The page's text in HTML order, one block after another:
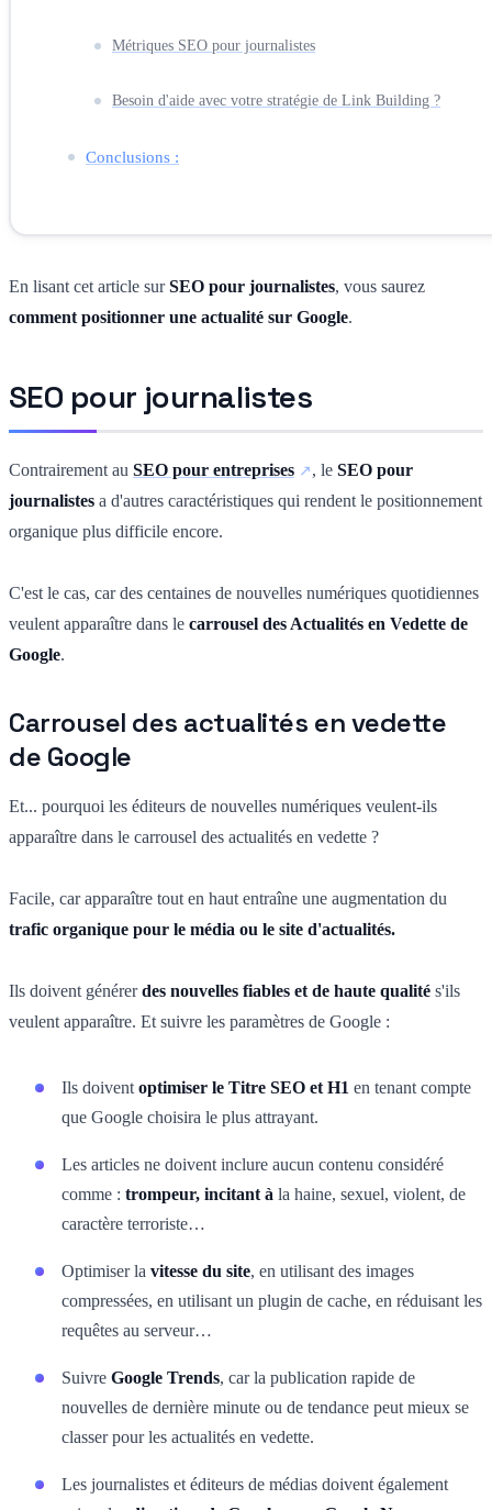
Métriques SEO pour journalistes
Besoin d'aide avec votre stratégie de Link Building ?
Conclusions :
En lisant cet article surSEO pour journalistes, vous saurez
comment positionner une actualité sur Google.
SEO pour journalistes
Contrairement au SEO pour entreprises , le SEO pour
journalistes a d'autres caractéristiques qui rendent le positionnement
organique plus difficile encore.
C'est le cas, car des centaines de nouvelles numériques quotidiennes
veulent apparaître dans le carrousel des Actualités en Vedette de
Google.
Carrousel des actualités en vedette
de Google
Et... pourquoi les éditeurs de nouvelles numériques veulent-ils
apparaître dans le carrousel des actualités en vedette ?
Facile, car apparaître tout en haut entraîne une augmentation du
trafic organique pour le média ou le site d'actualités.
Ils doivent générerdes nouvelles fiables et de haute qualité s'ils
veulent apparaître. Et suivre les paramètres de Google :
Ils doivent optimiser le Titre SEO et H1 en tenant compte
que Google choisira le plus attrayant.
Les articles ne doivent inclure aucun contenu considéré
comme : trompeur, incitant à la haine, sexuel, violent, de
caractère terroriste…
Optimiser la vitesse du site, en utilisant des images
compressées, en utilisant un plugin de cache, en réduisant les
requêtes au serveur…
Suivre Google Trends, car la publication rapide de
nouvelles de dernière minute ou de tendance peut mieux se
classer pour les actualités en vedette.
Les journalistes et éditeurs de médias doivent également